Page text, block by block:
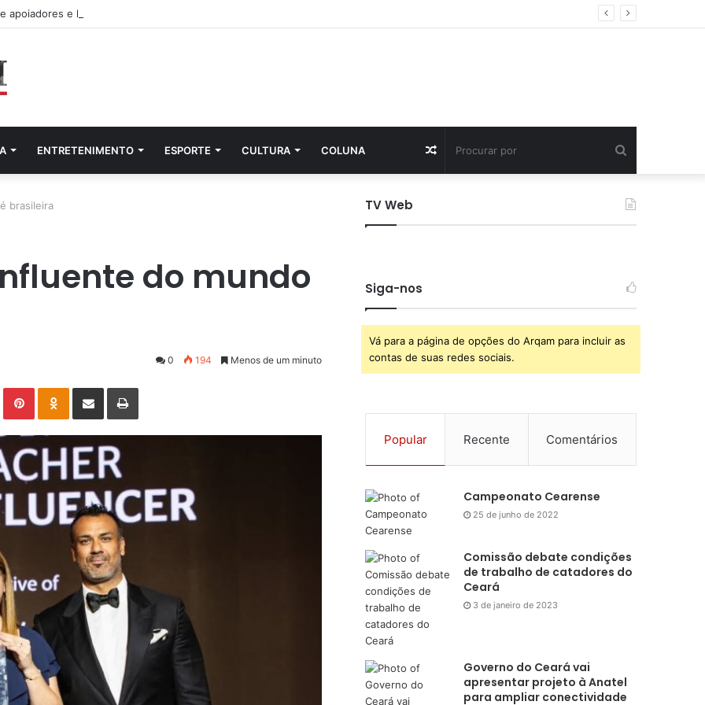
apoiadores e lideranças em lançamento de pré-candidatura a deputado estadual
ENTRETENIMENTO ESPORTE CULTURA COLUNA
por
Artigo
brasileira
do mundo
0 194 Menos de um minuto
Linkedin Pinterest
TV Web
Siga-nos
Vá para a página de opções do Arqam para incluir as
contas de suas redes sociais.
Popular Recente Comentários
Campeonato Cearense
25 de junho de 2022
Comissão debate condições
de trabalho de catadores do
Ceará
3 de janeiro de 2023
Governo do Ceará vai
apresentar projeto à Anatel
para ampliar conectividade